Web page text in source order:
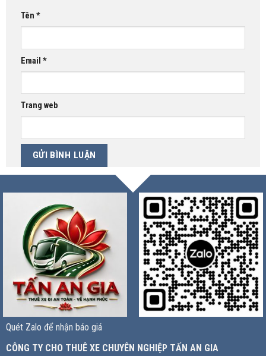
Tên *
Email *
Trang web
Quét Zalo để nhận báo giá
CÔNG TY CHO THUÊ XE CHUYÊN NGHIỆP TẤN AN GIA